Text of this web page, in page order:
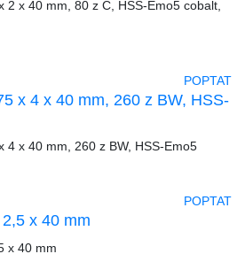
POPTAT
x 4 x 40 mm, 260 z BW, HSS-
POPTAT
x 40 mm